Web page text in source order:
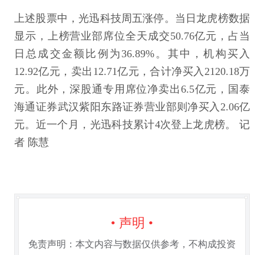
上述股票中，光迅科技周五涨停。当日龙虎榜数据
显示，上榜营业部席位全天成交50.76亿元，占当
日总成交金额比例为36.89%。其中，机构买入
12.92亿元，卖出12.71亿元，合计净买入2120.18万
元。此外，深股通专用席位净卖出6.5亿元，国泰
海通证券武汉紫阳东路证券营业部则净买入2.06亿
元。近一个月，光迅科技累计4次登上龙虎榜。 记
者 陈慧
• 声明 •
免责声明：本文内容与数据仅供参考，不构成投资